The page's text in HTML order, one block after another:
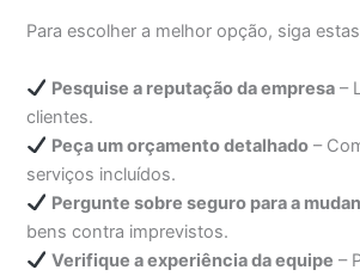
Para escolher a melhor opção, siga
Pesquise a reputação da empresa –
clientes.
Peça um orçamento detalhado –
serviços incluídos.
Pergunte sobre seguro para a
bens contra imprevistos.
Verifique a experiência da equipe –